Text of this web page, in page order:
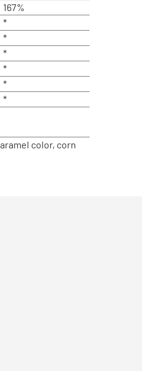
167%
*
*
*
*
*
*
color, corn